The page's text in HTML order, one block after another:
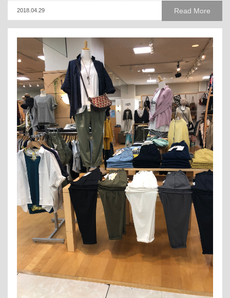
Read More
2018.04.29